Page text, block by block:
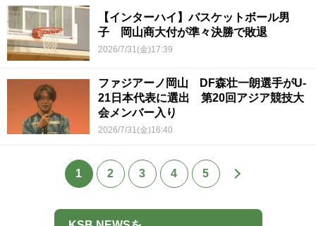
【インターハイ】バスケットボール男
子 岡山商大付が準々決勝で敗退
2026/7/31(金)17:39
ファジアーノ岡山 DF森壮一朗選手がU-
21日本代表に選出 第20回アジア競技大
会メンバー入り
2026/7/31(金)16:40
1 2 3 4 5